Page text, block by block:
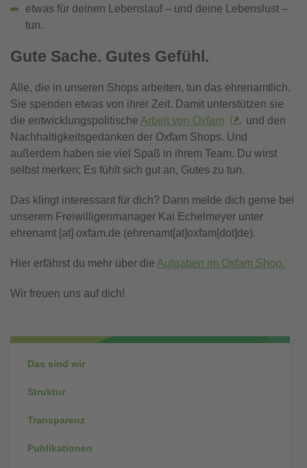
Subnavigation
Das sind wir
Struktur
Transparenz
Publikationen
etwas für deinen Lebenslauf – und deine Lebenslust –
tun.
Gute Sache. Gutes Gefühl.
Alle, die in unseren Shops arbeiten, tun das ehrenamtlich.
Sie spenden etwas von ihrer Zeit. Damit unterstützen sie
die entwicklungspolitische Arbeit von Oxfam
und den
Nachhaltigkeitsgedanken der Oxfam Shops. Und
außerdem haben sie viel Spaß in ihrem Team. Du wirst
selbst merken: Es fühlt sich gut an, Gutes zu tun.
Das klingt interessant für dich? Dann melde dich gerne bei
unserem Freiwilligenmanager Kai Echelmeyer unter
ehrenamt [at] oxfam.de (ehrenamt[at]oxfam[dot]de).
Hier erfährst du mehr über die Aufgaben im Oxfam Shop.
Wir freuen uns auf dich!